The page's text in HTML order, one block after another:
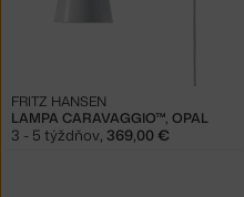
LAMPA CARAVAGGIO™, OPAL
FRITZ HANSEN
3 - 5 týždňov 369,00 €